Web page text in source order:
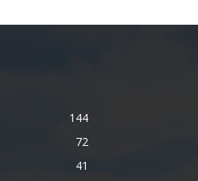
144
72
41